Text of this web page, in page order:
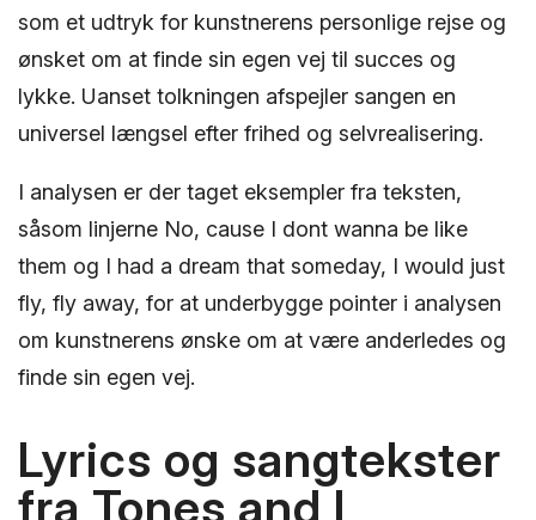
som et udtryk for kunstnerens personlige rejse og
ønsket om at finde sin egen vej til succes og
lykke. Uanset tolkningen afspejler sangen en
universel længsel efter frihed og selvrealisering.
I analysen er der taget eksempler fra teksten,
såsom linjerne No, cause I dont wanna be like
them og I had a dream that someday, I would just
fly, fly away, for at underbygge pointer i analysen
om kunstnerens ønske om at være anderledes og
finde sin egen vej.
Lyrics og sangtekster
fra Tones and I